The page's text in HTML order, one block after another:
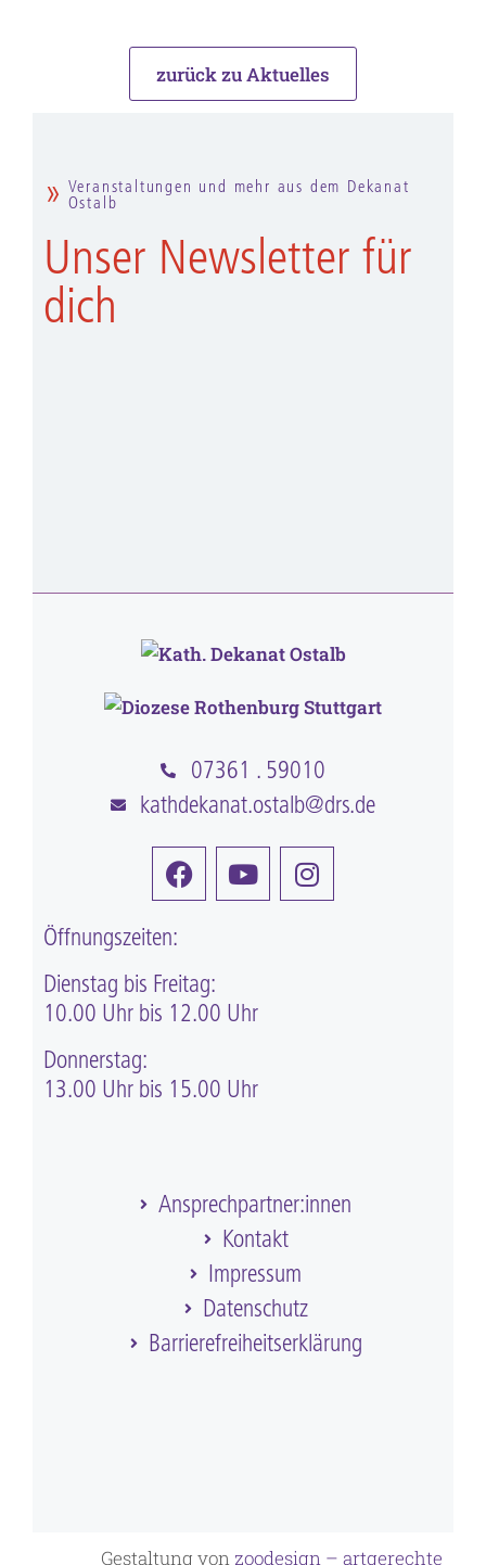
zurück zu Aktuelles
Veranstaltungen und mehr aus dem Dekanat
Ostalb
Unser Newsletter für
dich
07361 . 59010
kathdekanat.ostalb@drs.de
Öffnungszeiten:
Dienstag bis Freitag:
10.00 Uhr bis 12.00 Uhr
Donnerstag:
13.00 Uhr bis 15.00 Uhr
Ansprechpartner:innen
Kontakt
Impressum
Datenschutz
Barriere­frei­heits­erklärung
Gestaltung von zoodesign – artgerechte